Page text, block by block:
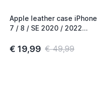
Apple leather case iPhone
7 / 8 / SE 2020 / 2022
€ 19,99 € 49,99